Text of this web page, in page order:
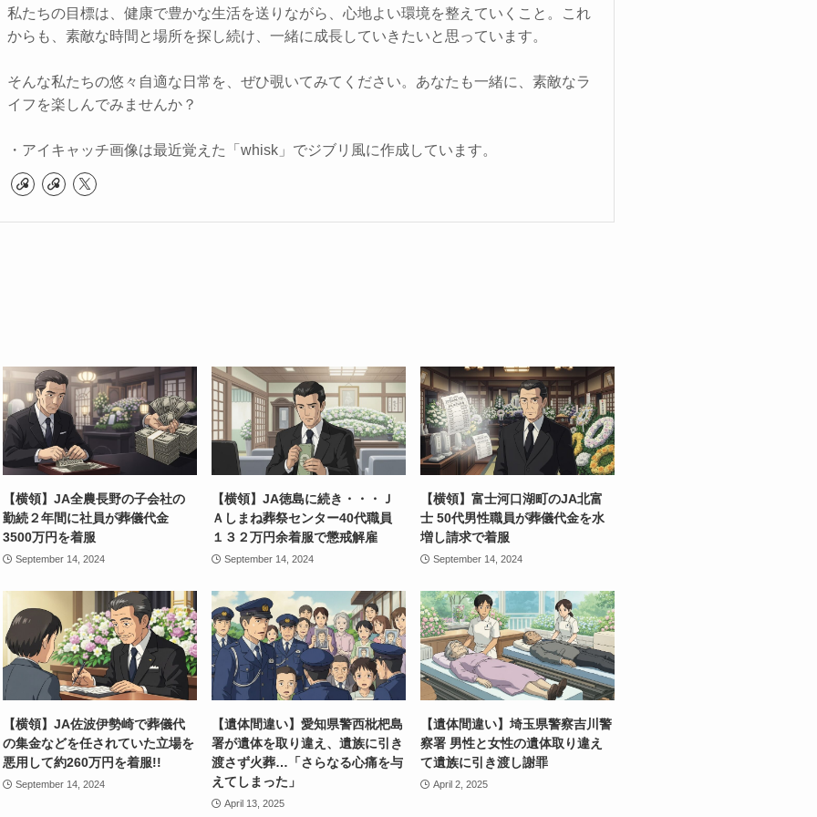
私たちの目標は、健康で豊かな生活を送りながら、心地よい環境を整えていくこと。これ
からも、素敵な時間と場所を探し続け、一緒に成長していきたいと思っています。
そんな私たちの悠々自適な日常を、ぜひ覗いてみてください。あなたも一緒に、素敵なラ
イフを楽しんでみませんか？
・アイキャッチ画像は最近覚えた「whisk」でジブリ風に作成しています。
【横領】JA全農長野の子会社の
勤続２年間に社員が葬儀代金
3500万円を着服
September 14, 2024
【横領】JA徳島に続き・・・Ｊ
Ａしまね葬祭センター40代職員
１３２万円余着服で懲戒解雇
September 14, 2024
【横領】富士河口湖町のJA北富
士 50代男性職員が葬儀代金を水
増し請求で着服
September 14, 2024
【横領】JA佐波伊勢崎で葬儀代
の集金などを任されていた立場を
悪用して約260万円を着服!!
September 14, 2024
【遺体間違い】愛知県警西枇杷島
署が遺体を取り違え、遺族に引き
渡さず火葬…「さらなる心痛を与
えてしまった」
April 13, 2025
【遺体間違い】埼玉県警察吉川警
察署 男性と女性の遺体取り違え
て遺族に引き渡し謝罪
April 2, 2025